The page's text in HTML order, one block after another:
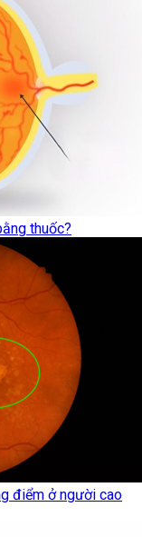
thuốc?
điểm ở người cao